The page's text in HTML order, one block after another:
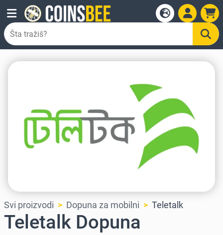
Svi proizvodi Dopuna za mobilni Teletalk
Teletalk Dopuna